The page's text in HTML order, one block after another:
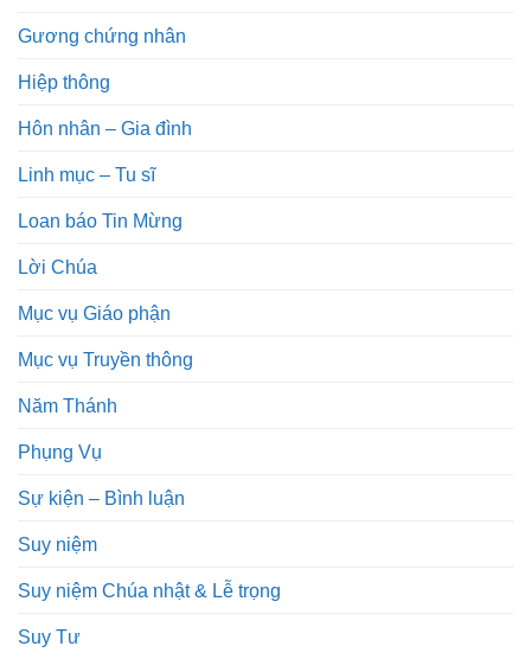
Gương chứng nhân
Hiệp thông
Hôn nhân – Gia đình
Linh mục – Tu sĩ
Loan báo Tin Mừng
Lời Chúa
Mục vụ Giáo phận
Mục vụ Truyền thông
Năm Thánh
Phụng Vụ
Sự kiện – Bình luận
Suy niệm
Suy niệm Chúa nhật & Lễ trọng
Suy Tư